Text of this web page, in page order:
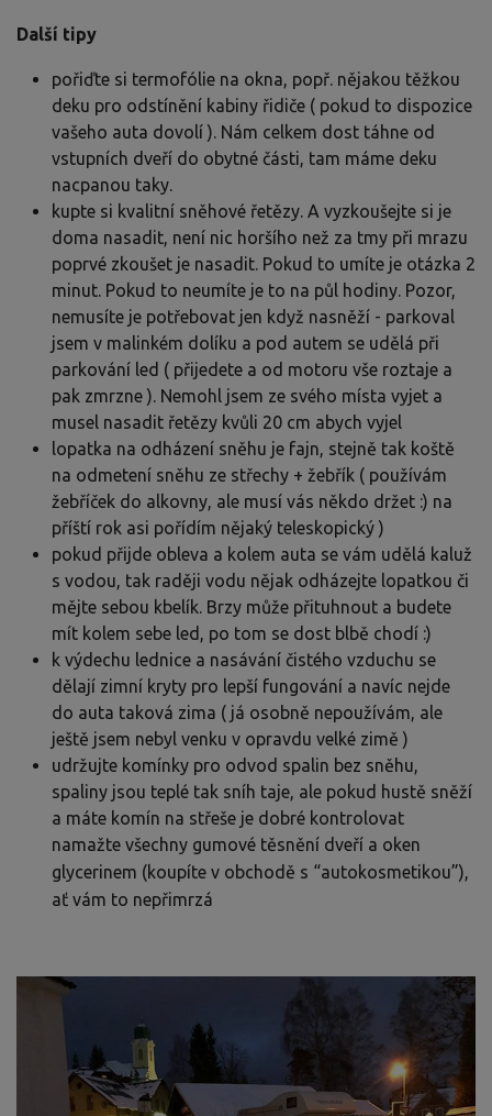
Další tipy
pořiďte si termofólie na okna, popř. nějakou těžkou
deku pro odstínění kabiny řidiče ( pokud to dispozice
vašeho auta dovolí ). Nám celkem dost táhne od
vstupních dveří do obytné části, tam máme deku
nacpanou taky.
kupte si kvalitní sněhové řetězy. A vyzkoušejte si je
doma nasadit, není nic horšího než za tmy při mrazu
poprvé zkoušet je nasadit. Pokud to umíte je otázka 2
minut. Pokud to neumíte je to na půl hodiny. Pozor,
nemusíte je potřebovat jen když nasněží - parkoval
jsem v malinkém dolíku a pod autem se udělá při
parkování led ( přijedete a od motoru vše roztaje a
pak zmrzne ). Nemohl jsem ze svého místa vyjet a
musel nasadit řetězy kvůli 20 cm abych vyjel
lopatka na odházení sněhu je fajn, stejně tak koště
na odmetení sněhu ze střechy + žebřík ( používám
žebříček do alkovny, ale musí vás někdo držet :) na
příští rok asi pořídím nějaký teleskopický )
pokud přijde obleva a kolem auta se vám udělá kaluž
s vodou, tak raději vodu nějak odházejte lopatkou či
mějte sebou kbelík. Brzy může přituhnout a budete
mít kolem sebe led, po tom se dost blbě chodí :)
k výdechu lednice a nasávání čistého vzduchu se
dělají zimní kryty pro lepší fungování a navíc nejde
do auta taková zima ( já osobně nepoužívám, ale
ještě jsem nebyl venku v opravdu velké zimě )
udržujte komínky pro odvod spalin bez sněhu,
spaliny jsou teplé tak sníh taje, ale pokud hustě sněží
a máte komín na střeše je dobré kontrolovat
namažte všechny gumové těsnění dveří a oken
glycerinem (koupíte v obchodě s “autokosmetikou”),
ať vám to nepřimrzá